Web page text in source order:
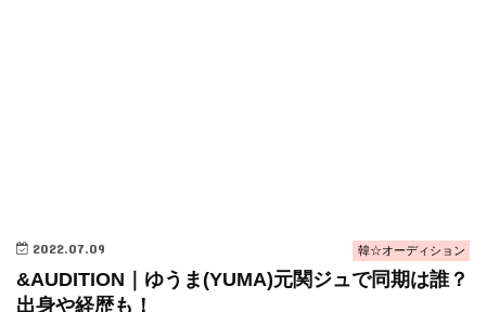
韓☆オーディション
2022.07.09
&AUDITION｜ゆうま(YUMA)元関ジュで同期は誰？
出身や経歴も！